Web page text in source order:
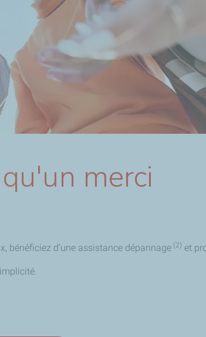
merci
bénéficiez d’une assistance dépannage (2) et